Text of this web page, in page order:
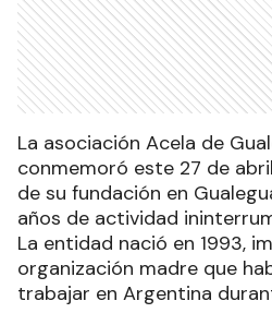
La asociación Acela de
conmemoró este 27 de
de su fundación en
años de actividad
La entidad nació en 1993,
organización madre que
trabajar en Argentina